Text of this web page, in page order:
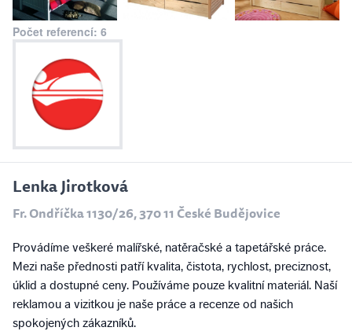
Počet referencí: 6
Lenka Jirotková
Fr. Ondříčka 1130/26, 370 11 České Budějovice
Provádíme veškeré malířské, natěračské a tapetářské práce.
Mezi naše přednosti patří kvalita, čistota, rychlost, preciznost,
úklid a dostupné ceny. Používáme pouze kvalitní materiál. Naší
reklamou a vizitkou je naše práce a recenze od našich
spokojených zákazníků.